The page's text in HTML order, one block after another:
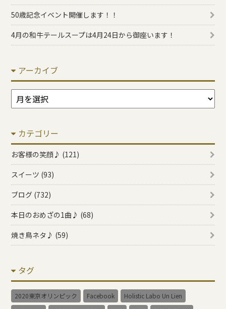
50歳記念イベント開催します！！
4月の和牛テールスープは4月24日から御座います！
アーカイブ
ア
ー
イ
ブ
カテゴリー
お客様の笑顔♪ (121)
スイーツ (93)
ブログ (732)
本日のおめざの1曲♪ (68)
焼き鳥ネタ♪ (59)
タグ
2020東京オリンピック Facebook
Holistic Labo Un Lien